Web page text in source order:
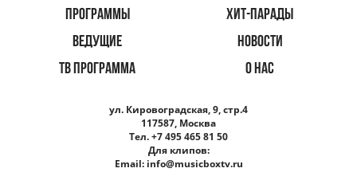
ПРОГРАММЫ
ХИТ-ПАРАДЫ
ВЕДУЩИЕ
НОВОСТИ
ТВ ПРОГРАММА
О НАС
ул. Кировоградская, 9, стр.4
117587, Москва
Тел. +7 495 465 81 50
Для клипов:
Email: info@musicboxtv.ru